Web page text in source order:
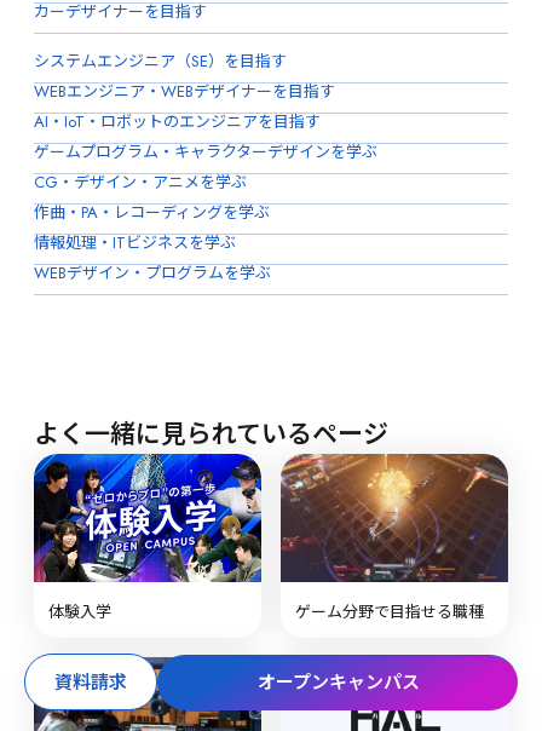
カーデザイナーを目指す
システムエンジニア（SE）を目指す
WEBエンジニア・WEBデザイナーを目指す
AI・IoT・ロボットのエンジニアを目指す
ゲームプログラム・キャラクターデザインを学ぶ
CG・デザイン・アニメを学ぶ
作曲・PA・レコーディングを学ぶ
情報処理・ITビジネスを学ぶ
WEBデザイン・プログラムを学ぶ
よく一緒に見られているページ
体験入学 ゲーム分野で目指せる職種
オープンキャンパス
資料請求